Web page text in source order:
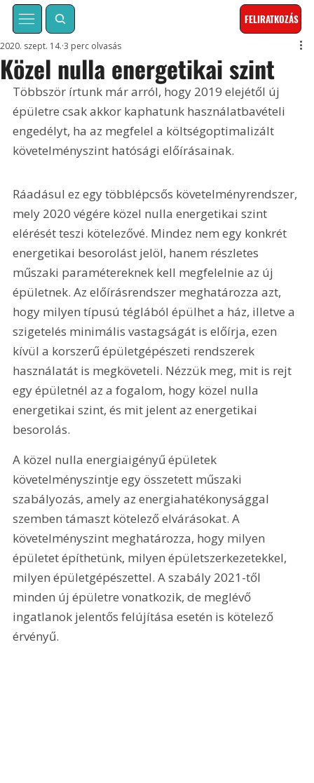
FELIRATKOZÁS
Közel nulla energetikai szint
2020. szept. 14. 3 perc olvasás
Többször írtunk már arról, hogy 2019 elejétől új
épületre csak akkor kaphatunk használatbavételi
engedélyt, ha az megfelel a költségoptimalizált
követelményszint hatósági előírásainak.
Ráadásul ez egy többlépcsős követelményrendszer,
mely 2020 végére közel nulla energetikai szint
elérését teszi kötelezővé. Mindez nem egy konkrét
energetikai besorolást jelöl, hanem részletes
műszaki paramétereknek kell megfelelnie az új
épületnek. Az előírásrendszer meghatározza azt,
hogy milyen típusú téglából épülhet a ház, illetve a
szigetelés minimális vastagságát is előírja, ezen
kívül a korszerű épületgépészeti rendszerek
használatát is megköveteli. Nézzük meg, mit is rejt
egy épületnél az a fogalom, hogy közel nulla
energetikai szint, és mit jelent az energetikai
besorolás.
A közel nulla energiaigényű épületek
követelményszintje egy összetett műszaki
szabályozás, amely az energiahatékonysággal
szemben támaszt kötelező elvárásokat. A
követelményszint meghatározza, hogy milyen
épületet építhetünk, milyen épületszerkezetekkel,
milyen épületgépészettel. A szabály 2021-től
minden új épületre vonatkozik, de meglévő
ingatlanok jelentős felújítása esetén is kötelező
érvényű.